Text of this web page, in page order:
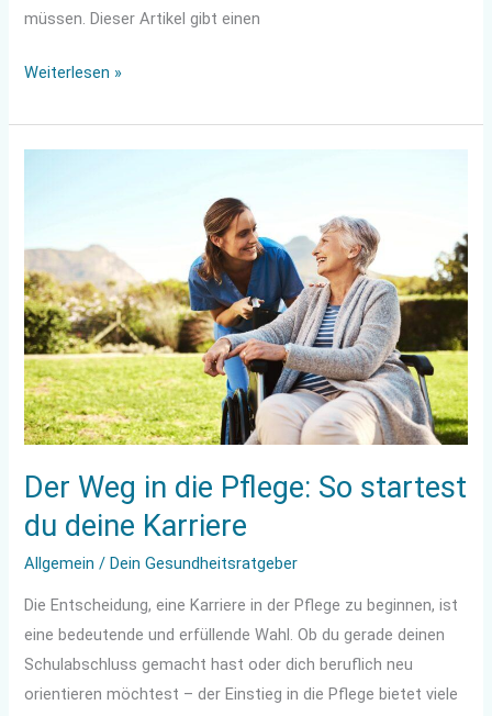
müssen. Dieser Artikel gibt einen
Weiterlesen »
Der Weg in die Pflege: So startest
du deine Karriere
Allgemein /Dein Gesundheitsratgeber
Die Entscheidung, eine Karriere in der Pflege zu beginnen, ist
eine bedeutende und erfüllende Wahl. Ob du gerade deinen
Schulabschluss gemacht hast oder dich beruflich neu
orientieren möchtest – der Einstieg in die Pflege bietet viele
die
Pflege:
So
startest
du
deine
Karriere